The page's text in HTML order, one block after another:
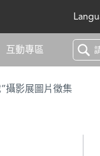
互動專區
攝影展圖片徵集